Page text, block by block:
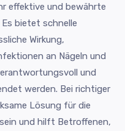
effektive und bewährte
bietet schnelle
Wirkung,
an Nägeln und
und
werden. Bei richtiger
Lösung für die
und hilft Betroffenen,